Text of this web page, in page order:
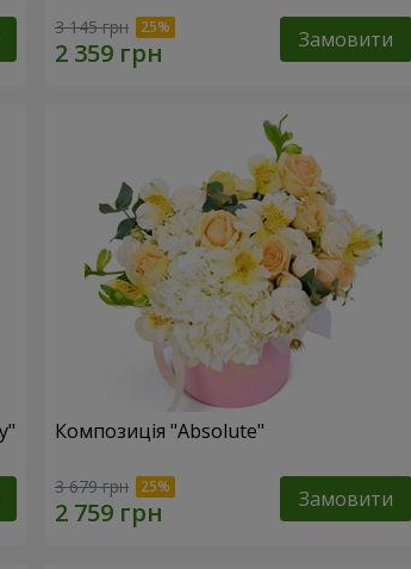
3 145 грн Замовити
Композиція "Absolute"
3 679 грн Замовити